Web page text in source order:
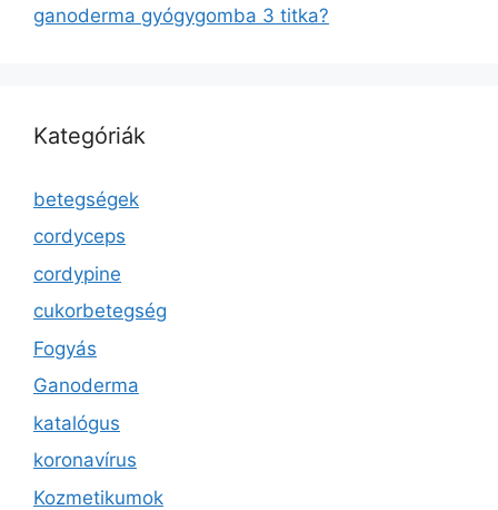
ganoderma gyógygomba 3 titka?
Kategóriák
betegségek
cordyceps
cordypine
cukorbetegség
Fogyás
Ganoderma
katalógus
koronavírus
Kozmetikumok